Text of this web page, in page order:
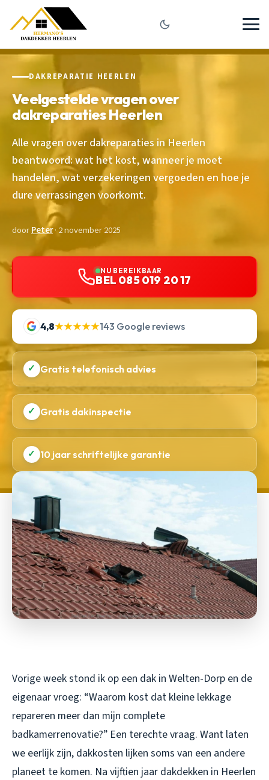
DAKREPARATIE HEERLEN
Veelgestelde vragen over
dakreparaties Heerlen
Alle vragen over dakreparaties in Heerlen
beantwoord: wat het kost, wanneer je moet
handelen, wat verzekeringen vergoeden en hoe je
dure verrassingen voorkomt.
doorPeter· 2 november 2025
NU BEREIKBAAR
BEL 085 019 20 17
4,8★★★★★143 Google reviews
✓ Gratis telefonisch advies
✓ Gratis dakinspectie
✓ 10 jaar schriftelijke garantie
Vorige week stond ik op een dak in Welten-Dorp en de
eigenaar vroeg: “Waarom kost dat kleine lekkage
repareren meer dan mijn complete
badkamerrenovatie?” Een terechte vraag. Want laten
we eerlijk zijn, dakkosten lijken soms van een andere
planeet te komen. Na vijftien jaar dakdekken in Heerlen